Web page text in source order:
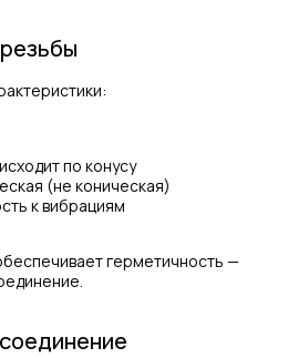
по конусу
(не коническая)
к вибрациям
герметичность —